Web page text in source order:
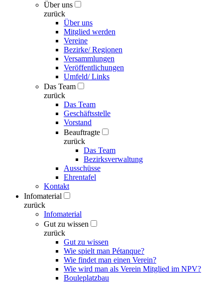
Über uns
zurück
Über uns
Mitglied werden
Vereine
Bezirke/ Regionen
Versammlungen
Veröffentlichungen
Umfeld/ Links
Das Team
zurück
Das Team
Geschäftsstelle
Vorstand
Beauftragte
zurück
Das Team
Bezirksverwaltung
Ausschüsse
Ehrentafel
Kontakt
Infomaterial
zurück
Infomaterial
Gut zu wissen
zurück
Gut zu wissen
Wie spielt man Pétanque?
Wie findet man einen Verein?
Wie wird man als Verein Mitglied im NPV?
Bouleplatzbau